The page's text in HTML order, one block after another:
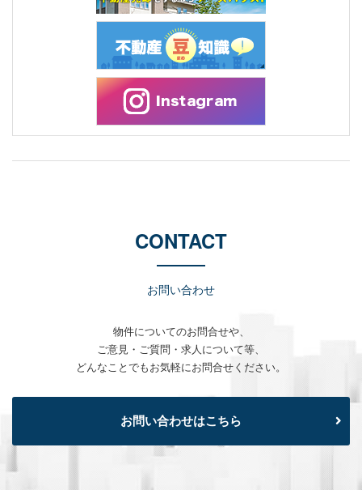
CONTACT
お問い合わせ
物件についてのお問合せや、
ご意見・ご質問・求人について等、
どんなことでもお気軽にお問合せください。
お問い合わせはこちら